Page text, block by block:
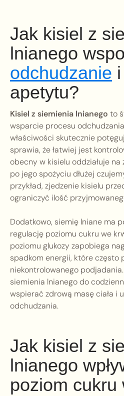
Jak kisiel z
lnianego
odchudzanie
apetytu?
Kisiel z siemienia lnianego to
wsparcie procesu
właściwości skutecznie
sprawia, że łatwiej jest
obecny w kisielu oddziałuje na
po jego spożyciu dłużej
przykład, zjedzenie kisielu
ograniczyć ilość
Dodatkowo, siemię lniane ma
regulację poziomu cukru we
poziomu glukozy zapobiega
spadkom energii, które często
niekontrolowanego
siemienia lnianego do
wspierać zdrową masę ciała i
odchudzania.
Jak kisiel z
lnianego
poziom cukru